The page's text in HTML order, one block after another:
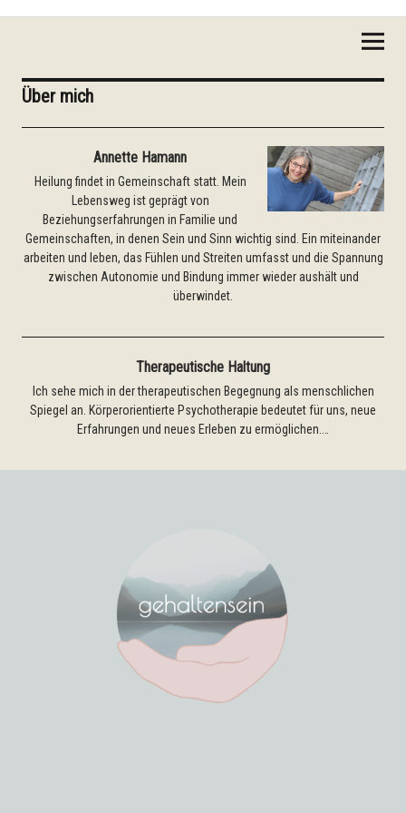
Gehaltensein
Über mich
Annette Hamann
Heilung findet in Gemeinschaft statt. Mein
Lebensweg ist geprägt von
Beziehungserfahrungen in Familie und
Gemeinschaften, in denen Sein und Sinn wichtig sind. Ein miteinander
arbeiten und leben, das Fühlen und Streiten umfasst und die Spannung
zwischen Autonomie und Bindung immer wieder aushält und
überwindet.
Therapeutische Haltung
Ich sehe mich in der therapeutischen Begegnung als menschlichen
Spiegel an. Körperorientierte Psychotherapie bedeutet für uns, neue
Erfahrungen und neues Erleben zu ermöglichen.…